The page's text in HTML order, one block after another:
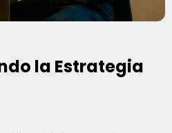
la Estrategia